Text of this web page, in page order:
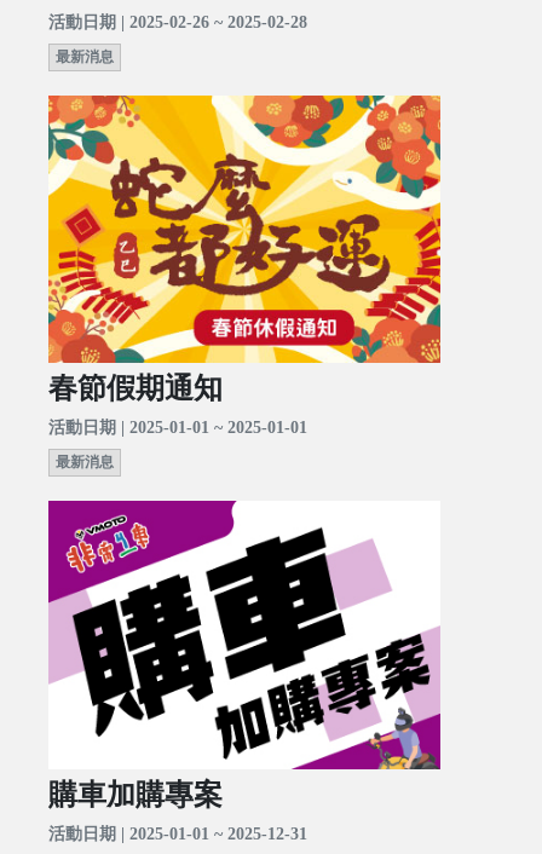
活動日期 | 2025-02-26 ~ 2025-02-28
最新消息
春節假期通知
活動日期 | 2025-01-01 ~ 2025-01-01
最新消息
購車加購專案
活動日期 | 2025-01-01 ~ 2025-12-31